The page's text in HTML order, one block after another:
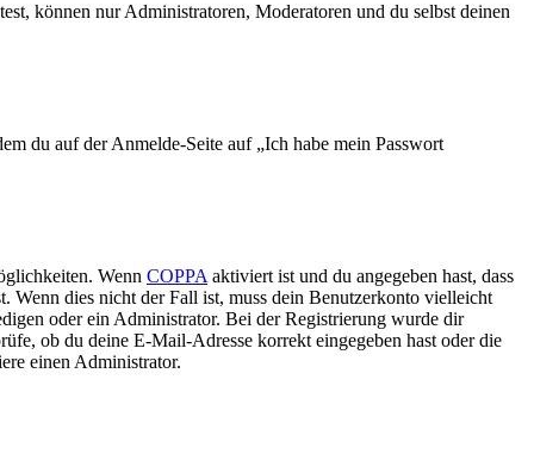
können nur Administratoren, Moderatoren und du selbst deinen
du auf der Anmelde-Seite auf „Ich habe mein Passwort
Wenn COPPA aktiviert ist und du angegeben hast, dass
Wenn dies nicht der Fall ist, muss dein Benutzerkonto vielleicht
oder ein Administrator. Bei der Registrierung wurde dir
ob du deine E-Mail-Adresse korrekt eingegeben hast oder die
einen Administrator.